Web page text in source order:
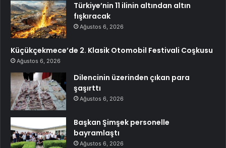
Türkiye’nin 11 ilinin altından altın
fışkıracak
Ağustos 6, 2026
Küçükçekmece’de 2. Klasik Otomobil Festivali Coşkusu
Ağustos 6, 2026
Dilencinin üzerinden çıkan para
şaşırttı
Ağustos 6, 2026
Başkan Şimşek personelle
bayramlaştı
Ağustos 6, 2026